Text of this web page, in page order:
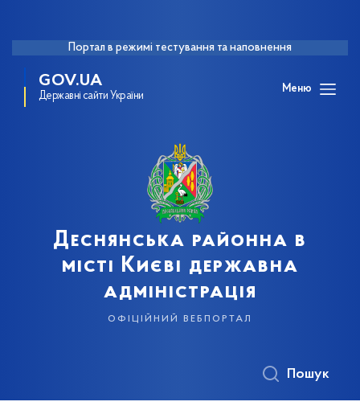
Портал в режимі тестування та наповнення
GOV.UA
Державні сайти України
Меню
Деснянська районна в
місті Києві державна
адміністрація
офіційний вебпортал
Пошук